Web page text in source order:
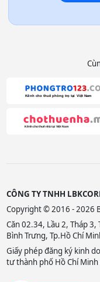
CÔNG TY TNHH
Copyright © 2016 - 2026
Căn 02.34, Lầu 2, Tháp
Bình Trưng, Tp.Hồ Chí
Giấy phép đăng ký kinh
tư thành phố Hồ Chí